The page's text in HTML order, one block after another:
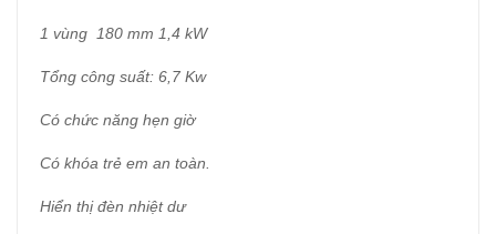
1 vùng 180 mm 1,4 kW
Tổng công suất: 6,7 Kw
Có chức năng hẹn giờ
Có khóa trẻ em an toàn.
Hiển thị đèn nhiệt dư